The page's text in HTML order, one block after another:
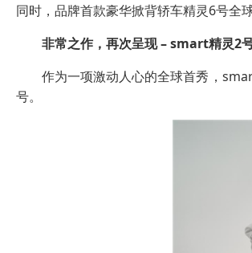
同时，品牌首款豪华掀背轿车精灵6号全
非常之作，再次呈现– smart精灵2
作为一项激动人心的全球首秀，
号。